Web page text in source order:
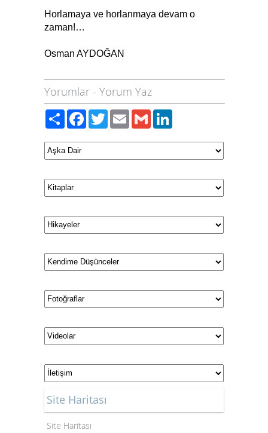
Horlamaya ve horlanmaya devam o
zaman!…
Osman AYDOĞAN
Yorumlar - Yorum Yaz
PaylaşFacebook
TwitterEmailGmail
Site Haritası
Site Haritası